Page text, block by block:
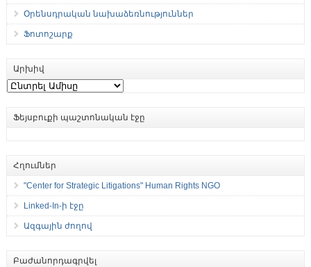
Օրենսդրական նախաձեռնություններ
Ֆոտոշարք
Արխիվ
Արխիվ
Ֆեյսբուքի պաշտոնական էջը
Հղումներ
"Center for Strategic Litigations" Human Rights NGO
Linked-In-ի էջը
Ազգային ժողով
Բաժանորդագրվել